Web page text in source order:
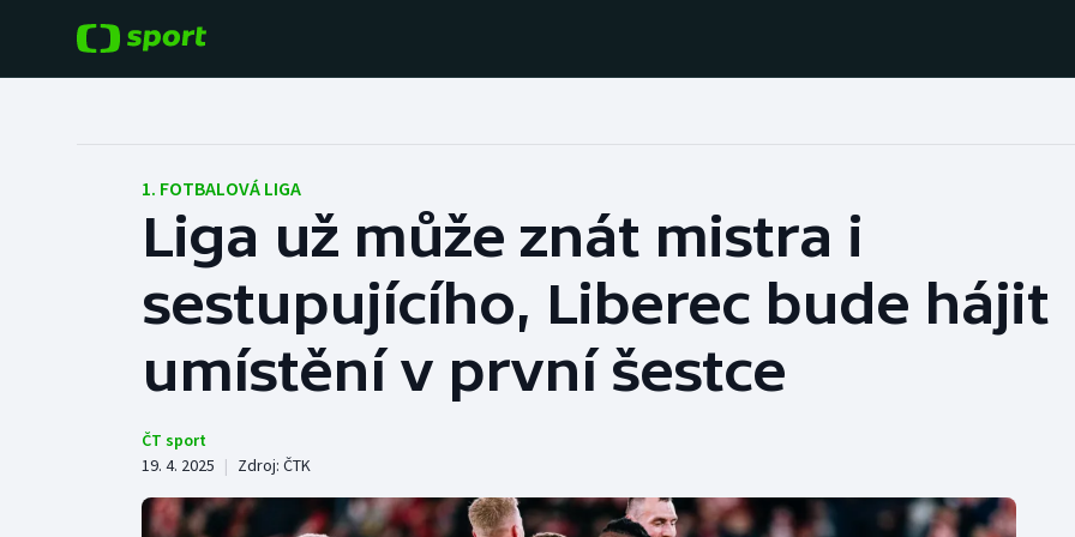
Hokej
Tenis
Baseball a softbal
Basketbal
Biatlon
Jezdectví
Judo
Krasobruslení
Rychlostní
kanoistika
1. FOTBALOVÁ LIGA
Liga už může znát mistra i
sestupujícího, Liberec bude hájit
umístění v první šestce
ČT sport
19. 4. 2025 | Zdroj: ČTK